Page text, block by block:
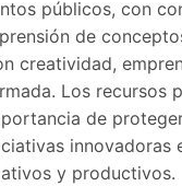
públicos, con
de
creatividad,
Los recursos
de
innovadoras
y productivos.